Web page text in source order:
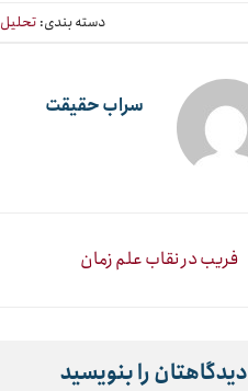
دسته بندی: تحلیل
سراب حقیقت
فریب در نقاب علم زمان
دیدگاهتان را بنویسید